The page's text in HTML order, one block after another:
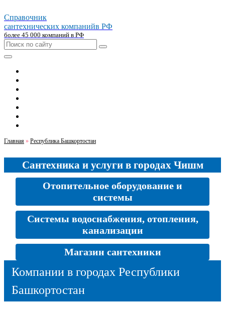
Справочник
сантехнических компанийв РФ
более 45 000 компаний в РФ
Главная » Республика Башкортостан
Сантехника и услуги в городах Чишм
Отопительное оборудование и
системы
Системы водоснабжения, отопления,
канализации
Магазин сантехники
Компании в городах Республики
Башкортостан